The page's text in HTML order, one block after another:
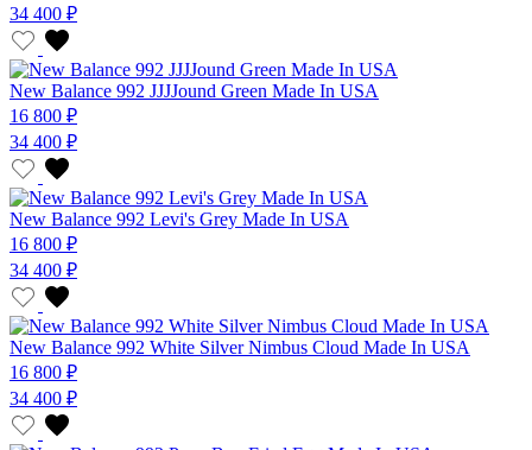
34 400 ₽
New Balance 992 JJJJound Green Made In USA
16 800 ₽
34 400 ₽
New Balance 992 Levi's Grey Made In USA
16 800 ₽
34 400 ₽
New Balance 992 White Silver Nimbus Cloud Made In USA
16 800 ₽
34 400 ₽